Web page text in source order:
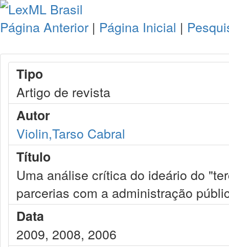
Página Anterior | Página Inicial |
Tipo
Artigo de revista
Autor
Violin,Tarso Cabral
Título
Uma análise crítica do ideário do
parcerias com a administração
Data
2009, 2008, 2006